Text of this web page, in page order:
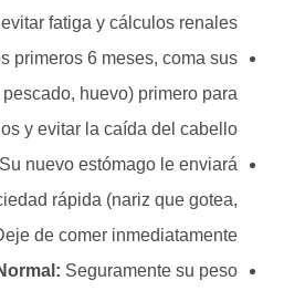
evitar fatiga y cálculos renales.
primeros 6 meses, coma sus
pescado, huevo) primero para
y evitar la caída del cabello.
Su nuevo estómago le enviará
rápida (nariz que gotea,
de comer inmediatamente.
Seguramente su peso